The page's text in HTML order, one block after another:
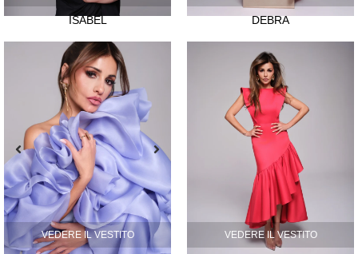
ISABEL DEBRA
VEDERE IL VESTITO VEDERE IL VESTITO